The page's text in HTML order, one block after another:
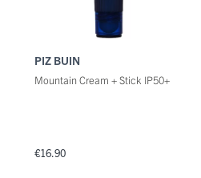
PIZ BUIN
Mountain Cream + Stick IP50+
€16.90